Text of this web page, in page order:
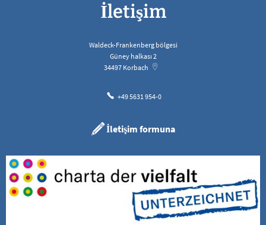
İletişim
Waldeck-Frankenberg bölgesi
Güney halkası 2
34497 Korbach
+49 5631 954-0
İletişim formuna